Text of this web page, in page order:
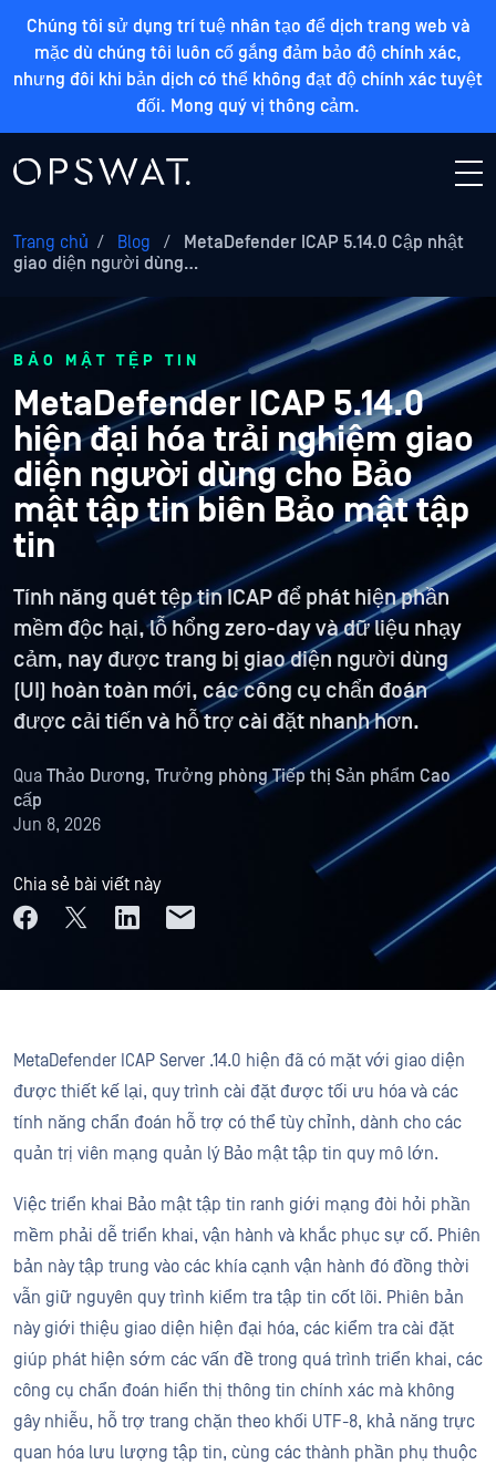
Chúng tôi sử dụng trí tuệ nhân tạo để dịch trang web và
mặc dù chúng tôi luôn cố gắng đảm bảo độ chính xác,
nhưng đôi khi bản dịch có thể không đạt độ chính xác tuyệt
đối. Mong quý vị thông cảm.
Trang chủ / Blog /
MetaDefender ICAP 5.14.0 Cập nhật
giao diện người dùng…
BẢO MẬT TỆP TIN
MetaDefender ICAP 5.14.0
hiện đại hóa trải nghiệm giao
diện người dùng cho Bảo
mật tập tin biên Bảo mật tập
tin
Tính năng quét tệp tin ICAP để phát hiện phần
mềm độc hại, lỗ hổng zero-day và dữ liệu nhạy
cảm, nay được trang bị giao diện người dùng
(UI) hoàn toàn mới, các công cụ chẩn đoán
được cải tiến và hỗ trợ cài đặt nhanh hơn.
Qua Thảo Dương, Trưởng phòng Tiếp thị Sản phẩm Cao
cấp
Jun 8, 2026
Chia sẻ bài viết này
MetaDefender ICAP Server .14.0 hiện đã có mặt với giao diện
được thiết kế lại, quy trình cài đặt được tối ưu hóa và các
tính năng chẩn đoán hỗ trợ có thể tùy chỉnh, dành cho các
quản trị viên mạng quản lý Bảo mật tập tin quy mô lớn.
Việc triển khai Bảo mật tập tin ranh giới mạng đòi hỏi phần
mềm phải dễ triển khai, vận hành và khắc phục sự cố. Phiên
bản này tập trung vào các khía cạnh vận hành đó đồng thời
vẫn giữ nguyên quy trình kiểm tra tập tin cốt lõi. Phiên bản
này giới thiệu giao diện hiện đại hóa, các kiểm tra cài đặt
giúp phát hiện sớm các vấn đề trong quá trình triển khai, các
công cụ chẩn đoán hiển thị thông tin chính xác mà không
gây nhiễu, hỗ trợ trang chặn theo khối UTF-8, khả năng trực
quan hóa lưu lượng tập tin, cùng các thành phần phụ thuộc